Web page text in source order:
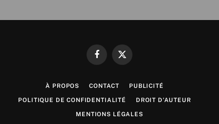
FacebookX
À PROPOS CONTACT PUBLICITÉ
POLITIQUE DE CONFIDENTIALITÉ DROIT D’AUTEUR
MENTIONS LÉGALES